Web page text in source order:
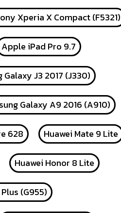
Xperia X Compact (F5321)
Apple iPad Pro 9.7
Galaxy J3 2017 (J330)
Galaxy A9 2016 (A910)
628 Huawei Mate 9 Lite
Huawei Honor 8 Lite
(G955)